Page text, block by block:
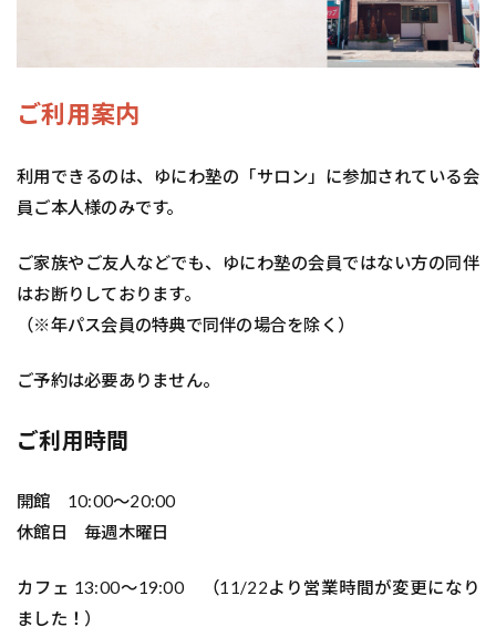
ご利用案内
利用できるのは、ゆにわ塾の「サロン」に参加されている会
員ご本人様のみです。
ご家族やご友人などでも、ゆにわ塾の会員ではない方の同伴
はお断りしております。
（※年パス会員の特典で同伴の場合を除く）
ご予約は必要ありません。
ご利用時間
開館 10:00～20:00
休館日 毎週木曜日
カフェ 13:00～19:00 （11/22より営業時間が変更になり
ました！）